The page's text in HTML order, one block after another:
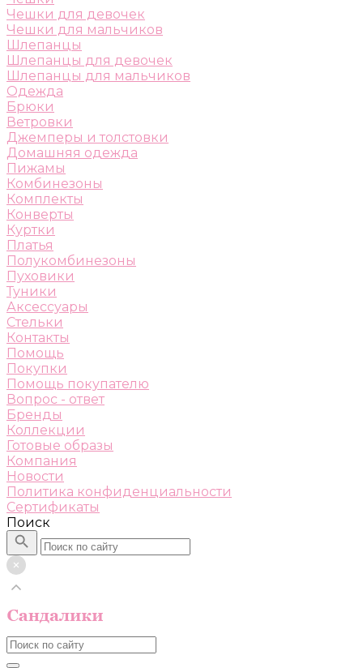
Чешки для девочек
Чешки для мальчиков
Шлепанцы
Шлепанцы для девочек
Шлепанцы для мальчиков
Одежда
Брюки
Ветровки
Джемперы и толстовки
Домашняя одежда
Пижамы
Комбинезоны
Комплекты
Конверты
Куртки
Платья
Полукомбинезоны
Пуховики
Туники
Аксессуары
Стельки
Контакты
Помощь
Покупки
Помощь покупателю
Вопрос - ответ
Бренды
Коллекции
Готовые образы
Компания
Новости
Политика конфиденциальности
Сертификаты
Поиск